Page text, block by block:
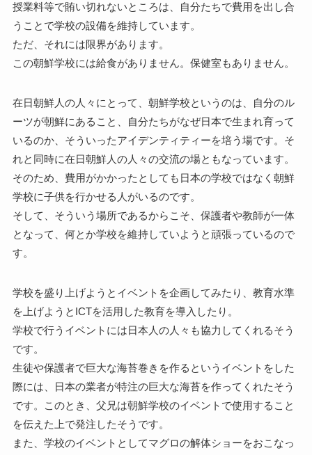
授業料等で賄い切れないところは、自分たちで費用を出し合
うことで学校の設備を維持しています。
ただ、それには限界があります。
この朝鮮学校には給食がありません。保健室もありません。
在日朝鮮人の人々にとって、朝鮮学校というのは、自分のル
ーツが朝鮮にあること、自分たちがなぜ日本で生まれ育って
いるのか、そういったアイデンティティーを培う場です。そ
れと同時に在日朝鮮人の人々の交流の場ともなっています。
そのため、費用がかかったとしても日本の学校ではなく朝鮮
学校に子供を行かせる人がいるのです。
そして、そういう場所であるからこそ、保護者や教師が一体
となって、何とか学校を維持していようと頑張っているので
す。
学校を盛り上げようとイベントを企画してみたり、教育水準
を上げようとICTを活用した教育を導入したり。
学校で行うイベントには日本人の人々も協力してくれるそう
です。
生徒や保護者で巨大な海苔巻きを作るというイベントをした
際には、日本の業者が特注の巨大な海苔を作ってくれたそう
です。このとき、父兄は朝鮮学校のイベントで使用すること
を伝えた上で発注したそうです。
また、学校のイベントとしてマグロの解体ショーをおこなっ